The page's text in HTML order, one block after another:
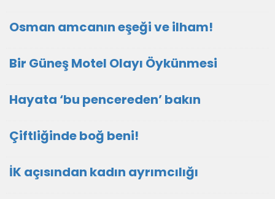
Osman amcanın eşeği ve ilham!
Bir Güneş Motel Olayı Öykünmesi
Hayata ‘bu pencereden’ bakın
Çiftliğinde boğ beni!
İK açısından kadın ayrımcılığı